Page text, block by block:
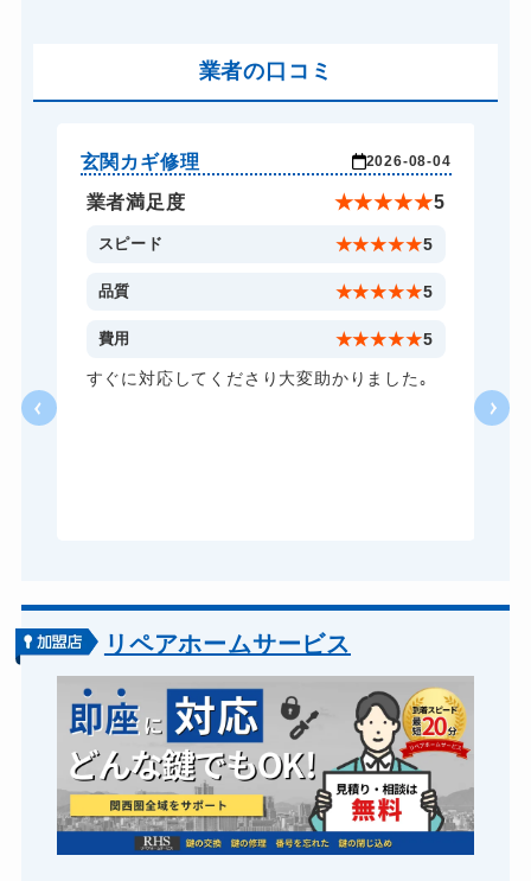
バイクカギ開け
スーツケースカギ開け 8,800円～(税込)
スーツケースカギ作成 8,800円～(税込)
金庫カギ開け 14,300円～(税込)
金庫カギ修理 11,000円～(税込)
8,800円～(税込)
10,780円～(税込)
業者の口コミ
玄関カギ修理 2026-08-04
業者満足度 ★★★★★5
スピード ★★★★★5
品質 ★★★★★5
費用 ★★★★★5
すぐに対応してくださり大変助かりました｡
リペアホームサービス